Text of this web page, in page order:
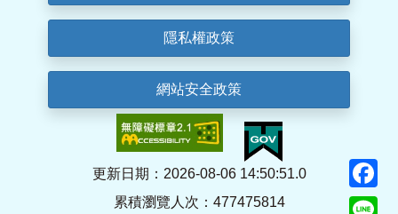
隱私權政策
網站安全政策
更新日期：2026-08-06 14:50:51.0
累積瀏覽人次：477475814